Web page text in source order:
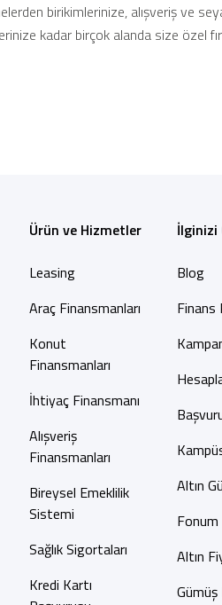
birikimlerinize, alışveriş ve
kadar birçok alanda size özel
Ürün ve Hizmetler
Leasing
Araç Finansmanları
Konut
Finansmanları
İhtiyaç Finansmanı
Alışveriş
Finansmanları
Bireysel Emeklilik
Sistemi
Sağlık Sigortaları
Kredi Kartı
İlginizi
Blog
Finans
Altın
Altın
Gümüş